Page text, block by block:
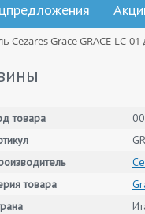
Cezares Grace GRACE-LC-
товара
товара